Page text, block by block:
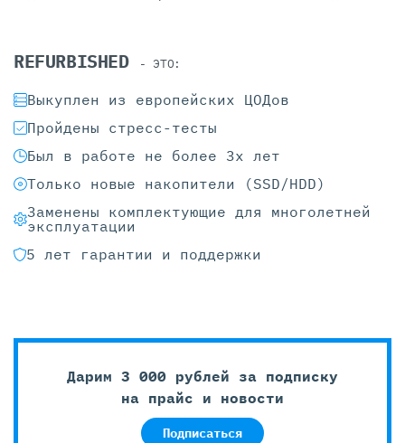
REFURBISHED - ЭТО:
Выкуплен из европейских ЦОДов
Пройдены стресс-тесты
Был в работе не более 3х лет
Только новые накопители (SSD/HDD)
Заменены комплектующие для многолетней
эксплуатации
5 лет гарантии и поддержки
Дарим 3 000 рублей за подписку
на прайс и новости
Подписаться